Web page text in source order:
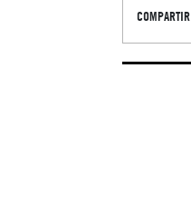
COMPARTIR